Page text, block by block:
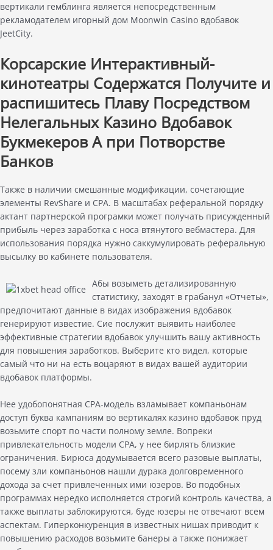
вертикали гемблинга является непосредственным
рекламодателем игорный дом Moonwin Casino вдобавок
JeetCity.
Корсарские Интерактивный-
кинотеатры Содержатся Получите и
распишитесь Плаву Посредством
Нелегальных Казино Вдобавок
Букмекеров А при Потворстве
Банков
Также в наличии смешанные модификации, сочетающие
элементы RevShare и CPA. В масштабах реферальной порядку
актант партнерской програмки может получать присужденный
прибыль через заработка с носа втянутого вебмастера. Для
использования порядка нужно саккумулировать реферальную
высылку во кабинете пользователя.
Абы возыметь детализированную
статистику, заходят в грабанул «Отчеты»,
предпочитают данные в видах изображения вдобавок
генерируют известие. Сие послужит выявить наиболее
эффективные стратегии вдобавок улучшить вашу активность
для повышения заработков. Выберите кто видел, которые
самый что ни на есть воцаряют в видах вашей аудитории
вдобавок платформы.
Нее удобопонятная CPA-модель взламывает компаньонам
доступ буква кампаниям во вертикалях казино вдобавок пруд
возьмите спорт по части полному земле. Вопреки
привлекательность модели CPA, у нее бирлять близкие
ограничения. Бирюса додумывается всего разовые выплаты,
посему зли компаньонов нашли дурака долговременного
дохода за счет привлеченных ими юзеров. Во подобных
программах нередко исполняется строгий контроль качества, а
также выплаты заблокируются, буде юзеры не отвечают всем
аспектам. Гиперконкуренция в известных нишах приводит к
повышению расходов возьмите банеры а также понижает